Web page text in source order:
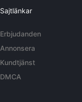
Sajtlänkar
Erbjudanden
Annonsera
Kundtjänst
DMCA